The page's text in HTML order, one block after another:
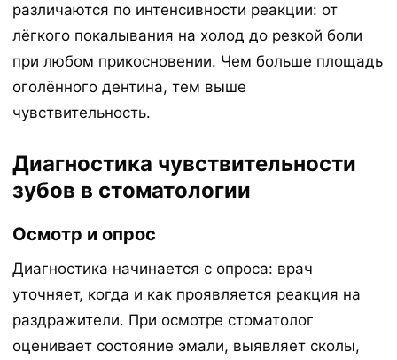
различаются по интенсивности реакции: от
лёгкого покалывания на холод до резкой боли
при любом прикосновении. Чем больше площадь
оголённого дентина, тем выше
чувствительность.
Диагностика чувствительности
зубов в стоматологии
Осмотр и опрос
Диагностика начинается с опроса: врач
уточняет, когда и как проявляется реакция на
раздражители. При осмотре стоматолог
оценивает состояние эмали, выявляет сколы,